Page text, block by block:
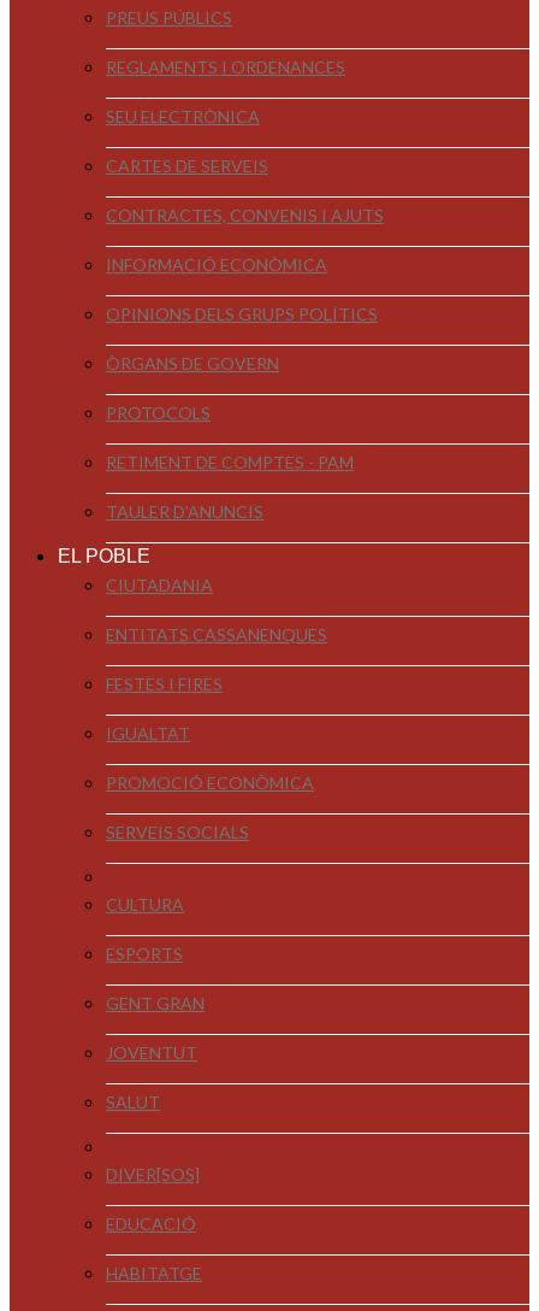
PREUS PÚBLICS
REGLAMENTS I ORDENANCES
SEU ELECTRÒNICA
CARTES DE SERVEIS
CONTRACTES, CONVENIS I AJUTS
INFORMACIÓ ECONÒMICA
OPINIONS DELS GRUPS POLÍTICS
ÒRGANS DE GOVERN
PROTOCOLS
RETIMENT DE COMPTES - PAM
TAULER D'ANUNCIS
EL POBLE
CIUTADANIA
ENTITATS CASSANENQUES
FESTES I FIRES
IGUALTAT
PROMOCIÓ ECONÒMICA
SERVEIS SOCIALS
CULTURA
ESPORTS
GENT GRAN
JOVENTUT
SALUT
DIVER[SOS]
EDUCACIÓ
HABITATGE